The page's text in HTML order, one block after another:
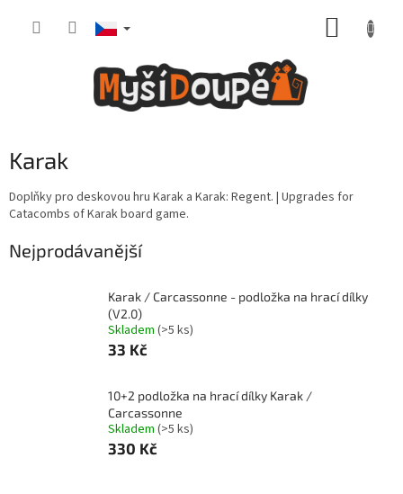
Karak
Doplňky pro deskovou hru Karak a Karak: Regent. | Upgrades for
Catacombs of Karak board game.
Nejprodávanější
Karak / Carcassonne - podložka na hrací dílky
(V2.0)
Skladem (>5 ks)
33 Kč
10+2 podložka na hrací dílky Karak /
Carcassonne
Skladem (>5 ks)
330 Kč